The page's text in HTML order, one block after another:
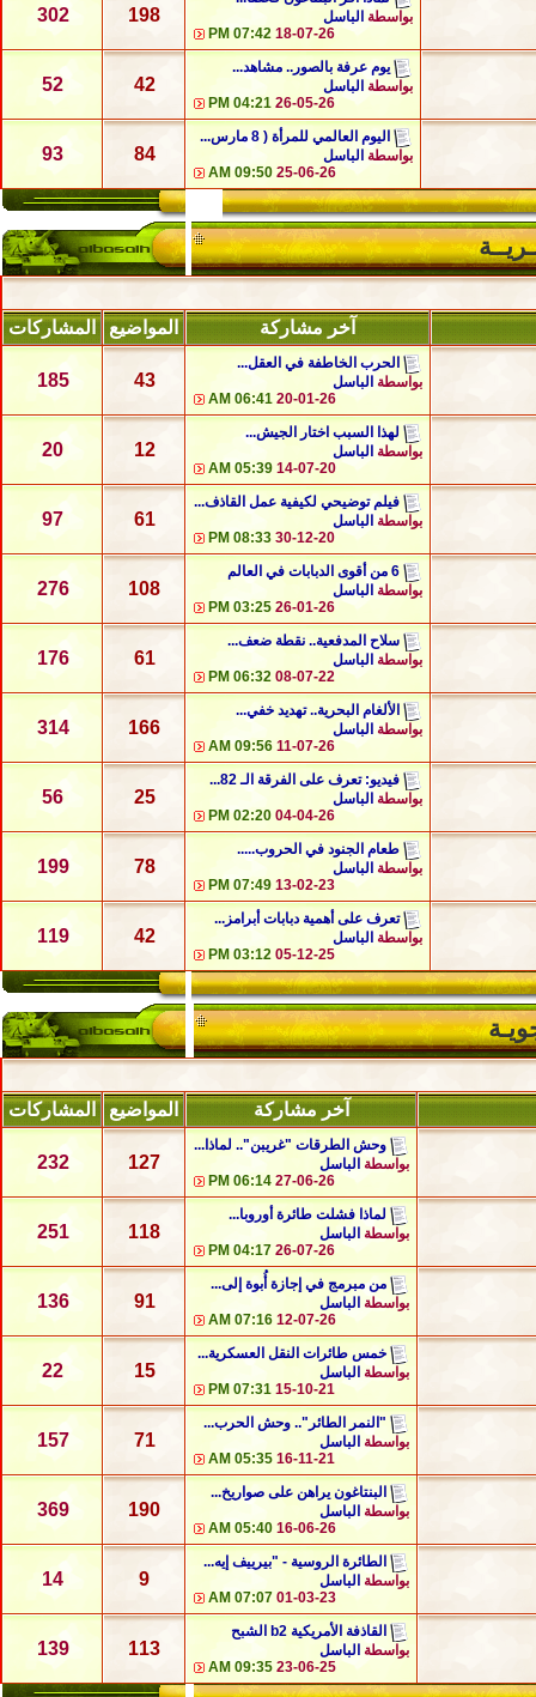
بواسطة الباسل
18-07-26
07:42 PM
198
302
يوم عرفة بالصور.. مشاهد...
بواسطة الباسل
26-05-26
04:21 PM
42
52
اليوم العالمي للمرأة ( 8 مارس...
بواسطة الباسل
25-06-26
09:50 AM
84
93
آخر مشاركة المواضيع المشاركات
الحرب الخاطفة في العقل...
بواسطة الباسل
20-01-26
06:41 AM
43
185
لهذا السبب اختار الجيش...
بواسطة الباسل
14-07-20
05:39 AM
12
20
فيلم توضيحي لكيفية عمل القاذف...
بواسطة الباسل
30-12-20
08:33 PM
61
97
6 من أقوى الدبابات في العالم
بواسطة الباسل
26-01-26
03:25 PM
108
276
سلاح المدفعية.. نقطة ضعف...
بواسطة الباسل
08-07-22
06:32 PM
61
176
الألغام البحرية.. تهديد خفي...
بواسطة الباسل
11-07-26
09:56 AM
166
314
فيديو: تعرف على الفرقة الـ 82...
بواسطة الباسل
04-04-26
02:20 PM
25
56
طعام الجنود في الحروب.....
بواسطة الباسل
13-02-23
07:49 PM
78
199
تعرف على أهمية دبابات أبرامز...
بواسطة الباسل
05-12-25
03:12 PM
42
119
آخر مشاركة المواضيع المشاركات
وحش الطرقات "غريبن".. لماذا...
بواسطة الباسل
27-06-26
06:14 PM
127
232
لماذا فشلت طائرة أوروبا...
بواسطة الباسل
26-07-26
04:17 PM
118
251
من مبرمج في إجازة أُبوة إلى...
بواسطة الباسل
12-07-26
07:16 AM
91
136
خمس طائرات النقل العسكرية...
بواسطة الباسل
15-10-21
07:31 PM
15
22
"النمر الطائر".. وحش الحرب...
بواسطة الباسل
16-11-21
05:35 AM
71
157
البنتاغون يراهن على صواريخ...
بواسطة الباسل
16-06-26
05:40 AM
190
369
الطائرة الروسية - "بيرييف إيه...
بواسطة الباسل
01-03-23
07:07 AM
9
14
القاذفة الأمريكية b2 الشبح
بواسطة الباسل
23-06-25
09:35 AM
113
139